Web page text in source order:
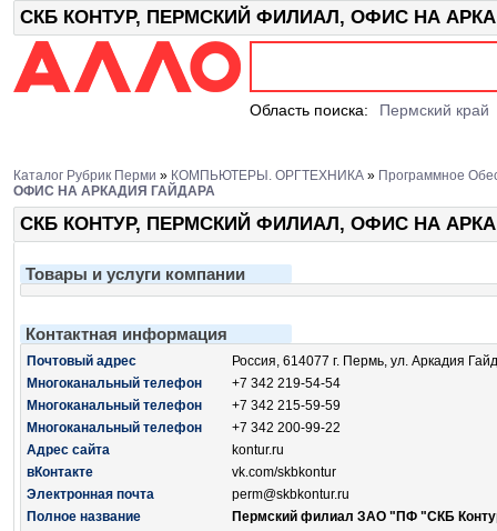
СКБ КОНТУР, ПЕРМСКИЙ ФИЛИАЛ, ОФИС НА
Область поиска: Пермский край
Каталог Рубрик Перми » КОМПЬЮТЕРЫ. ОРГТЕХНИКА » Программное
ОФИС НА АРКАДИЯ ГАЙДАРА
СКБ КОНТУР, ПЕРМСКИЙ ФИЛИАЛ, ОФИС НА
Товары и услуги компании
Контактная информация
Почтовый адрес
Россия, 614077 г. Пермь, ул. Аркадия
Многоканальный телефон
+7 342 219-54-54
Многоканальный телефон
+7 342 215-59-59
Многоканальный телефон
+7 342 200-99-22
Адрес сайта
kontur.ru
вКонтакте
vk.com/skbkontur
Электронная почта
perm@skbkontur.ru
Полное название
Пермский филиал ЗАО "ПФ "СКБ